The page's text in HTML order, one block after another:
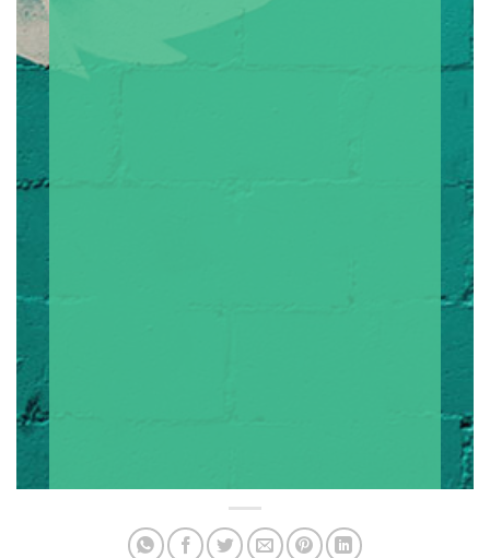
與易經、人類圖與瑪雅占星座心理學等
專業老師，支持陪伴學員自我成長。我
們身心靈教育中心，服務地區涵蓋:臺北
臺南台南嘉義雲林、宜蘭花蓮臺東台